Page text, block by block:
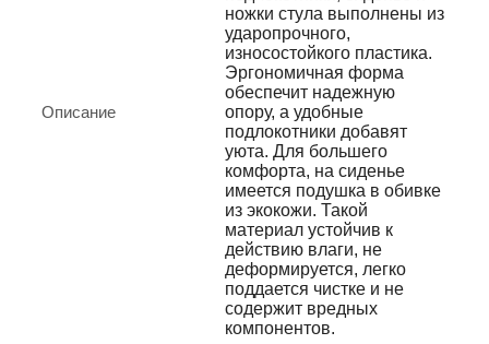
Описание
ножки стула выполнены из
ударопрочного,
износостойкого пластика.
Эргономичная форма
обеспечит надежную
опору, а удобные
подлокотники добавят
уюта. Для большего
комфорта, на сиденье
имеется подушка в обивке
из экокожи. Такой
материал устойчив к
действию влаги, не
деформируется, легко
поддается чистке и не
содержит вредных
компонентов.